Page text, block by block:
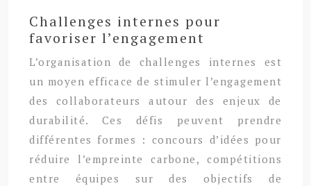
Challenges internes pour
favoriser l’engagement
L’organisation de challenges internes est
un moyen efficace de stimuler l’engagement
des collaborateurs autour des enjeux de
durabilité. Ces défis peuvent prendre
différentes formes : concours d’idées pour
réduire l’empreinte carbone, compétitions
entre équipes sur des objectifs de